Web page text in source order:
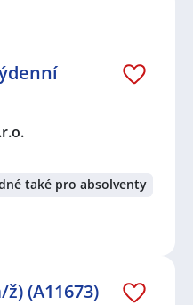
také pro absolventy
(A11673)